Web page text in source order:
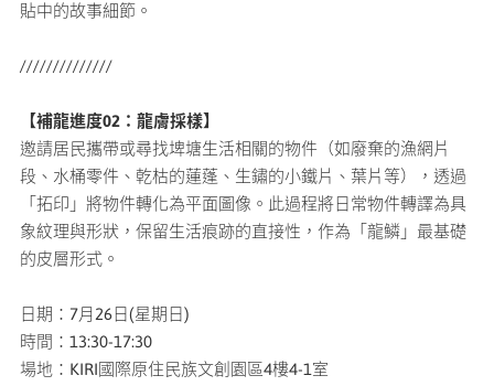
貼中的故事細節。
//////////////
【補龍進度02：龍膚採樣】
邀請居民攜帶或尋找埤塘生活相關的物件（如廢棄的漁網片
段、水桶零件、乾枯的蓮蓬、生鏽的小鐵片、葉片等），透過
「拓印」將物件轉化為平面圖像。此過程將日常物件轉譯為具
象紋理與形狀，保留生活痕跡的直接性，作為「龍鱗」最基礎
的皮層形式。
日期：7月26日(星期日)
時間：13:30-17:30
場地：KIRI國際原住民族文創園區4樓4-1室